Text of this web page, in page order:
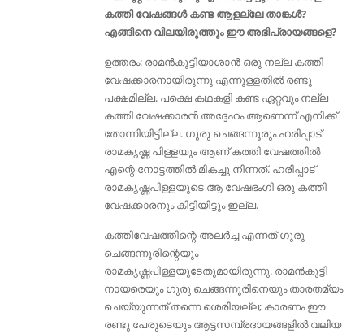
കത്തി വേഷങ്ങൾ കണ്ട ആളല്ലേ താങ്കൾ?
എങ്ങിനെ വിലയിരുത്തും ഈ അഭിപ്രായങ്ങളെ?
ഉത്തരം: രാമൻകുട്ടിയാശാൻ ഒരു നല്ല കത്തി
വേഷക്കാരനായിരുന്നു എന്നുള്ളതിൽ രണ്ടു
പക്ഷമില്ല. പക്ഷെ കഥകളി കണ്ട ഏറ്റവും നല്ല
കത്തി വേഷക്കാരൻ അദ്ദേഹം ആണെന്ന് എനിക്ക്
തോന്നിയിട്ടില്ല. ഗുരു ചെങ്ങന്നൂരും ഹരിപ്പാട്
രാമകൃഷ്ണ പിള്ളയും ആണ് കത്തി വേഷത്തിൽ
എന്റെ നോട്ടത്തിൽ മികച്ചു നിന്നത്. ഹരിപ്പാട്
രാമകൃഷ്ണപിള്ളയുടെ ആ വേഷഭംഗി ഒരു കത്തി
വേഷക്കാരനും കിട്ടിയിട്ടും ഇല്ല.
കത്തിവേഷത്തിന്റെ അലർച്ച എന്നത് ഗുരു
ചെങ്ങന്നൂരിന്റെയും
രാമകൃഷ്ണപിള്ളയുടേതുമായിരുന്നു. രാമൻകുട്ടി
നായരെയും ഗുരു ചെങ്ങന്നൂരിനെയും താരതമ്യം
ചെയ്യുന്നത് തന്നെ ശെരിയല്ല; കാരണം ഈ
രണ്ടു പേരുടെയും ആട്ടസമ്പ്രദായങ്ങളിൽ വലിയ